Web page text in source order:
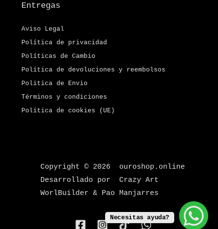
Entregas
Aviso Legal
Política de privacidad
Políticas de Cambio
Política de devoluciones y reembolsos
Politica de Envio
Términos y condiciones
Política de cookies (UE)
Copyright © 2026 ouroshop.online
Desarrollado por Crazy Art
WorlBuilder & Pao Manjarres
Necesitas ayuda?